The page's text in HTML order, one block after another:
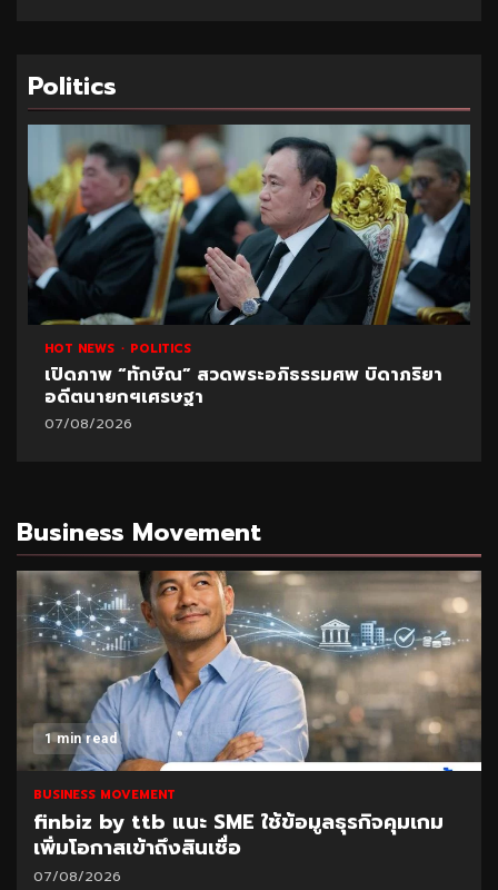
Politics
ศพ บิดาภริยา
1 min read
ปูด!ข้อมูลใหม่สอบท้องถิ่น อ้างพบชื่อ
มหา’ลัย
Business Movement
1 min read
BUSINESS MOVEMENT
SAM เปิดโอกาสแก้หนี้เสียต่ำแสน ผ่านโครงการ
“ปิดหนี้ไว ไปต่อได้” ที่ศาลแพ่งตลิ่งชัน 8-9
ส.ค.69